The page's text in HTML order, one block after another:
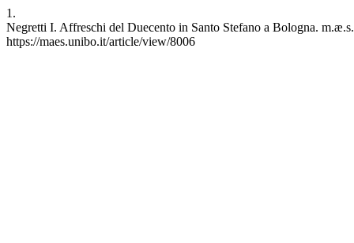
1.
Negretti I. Affreschi del Duecento in Santo Stefano a Bologna.
https://maes.unibo.it/article/view/8006